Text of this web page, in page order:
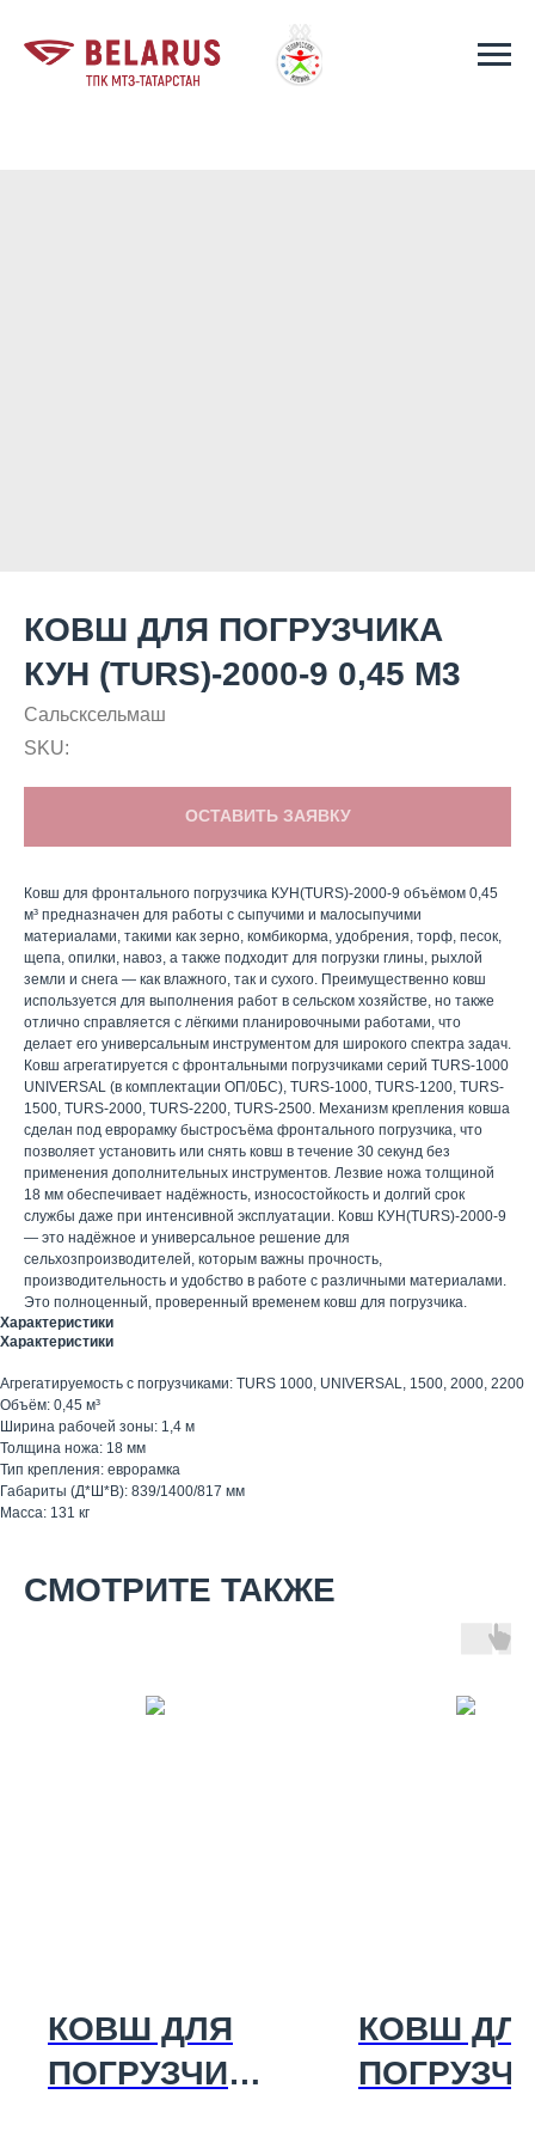
КОВШ ДЛЯ ПОГРУЗЧИКА
КУН (TURS)-2000-9 0,45 М3
Сальсксельмаш
SKU:
ОСТАВИТЬ ЗАЯВКУ
Ковш для фронтального погрузчика КУН(TURS)-2000-9 объёмом 0,45
м³ предназначен для работы с сыпучими и малосыпучими
материалами, такими как зерно, комбикорма, удобрения, торф, песок,
щепа, опилки, навоз, а также подходит для погрузки глины, рыхлой
земли и снега — как влажного, так и сухого. Преимущественно ковш
используется для выполнения работ в сельском хозяйстве, но также
отлично справляется с лёгкими планировочными работами, что
делает его универсальным инструментом для широкого спектра задач.
Ковш агрегатируется с фронтальными погрузчиками серий TURS-1000
UNIVERSAL (в комплектации ОП/0БС), TURS-1000, TURS-1200, TURS-
1500, TURS-2000, TURS-2200, TURS-2500. Механизм крепления ковша
сделан под еврорамку быстросъёма фронтального погрузчика, что
позволяет установить или снять ковш в течение 30 секунд без
применения дополнительных инструментов. Лезвие ножа толщиной
18 мм обеспечивает надёжность, износостойкость и долгий срок
службы даже при интенсивной эксплуатации. Ковш КУН(TURS)-2000-9
— это надёжное и универсальное решение для
сельхозпроизводителей, которым важны прочность,
производительность и удобство в работе с различными материалами.
Это полноценный, проверенный временем ковш для погрузчика.
Характеристики
Характеристики
Агрегатируемость с погрузчиками: TURS 1000, UNIVERSAL, 1500, 2000, 2200
Объём: 0,45 м³
Ширина рабочей зоны: 1,4 м
Толщина ножа: 18 мм
Тип крепления: еврорамка
Габариты (Д*Ш*В): 839/1400/817 мм
Масса: 131 кг
СМОТРИТЕ ТАКЖЕ
КОВШ ДЛЯ
ПОГРУЗЧИК
КОВШ